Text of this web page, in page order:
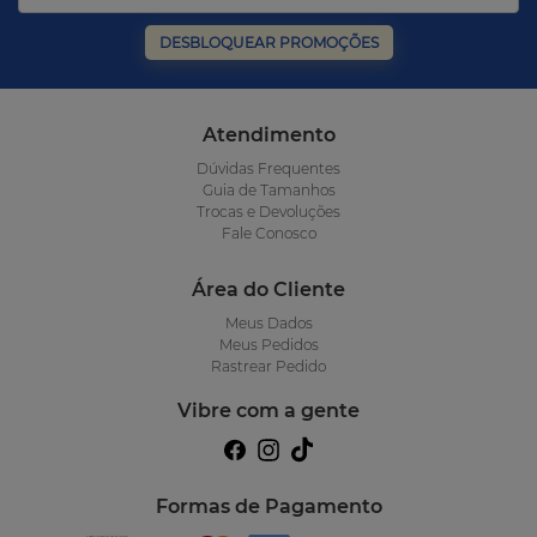
DESBLOQUEAR PROMOÇÕES
Atendimento
Dúvidas Frequentes
Guia de Tamanhos
Trocas e Devoluções
Fale Conosco
Área do Cliente
Meus Dados
Meus Pedidos
Rastrear Pedido
Vibre com a gente
Formas de Pagamento